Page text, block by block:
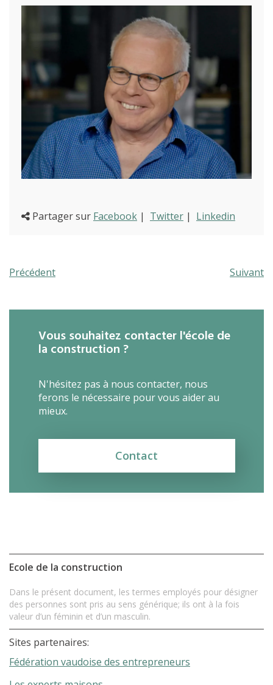
Partager sur Facebook | Twitter | Linkedin
Précédent Suivant
Vous souhaitez contacter l'école de
la construction ?
N'hésitez pas à nous contacter, nous
ferons le nécessaire pour vous aider au
mieux.
Contact
Ecole de la construction
Dans le présent document, les termes employés pour désigner
des personnes sont pris au sens générique; ils ont à la fois
valeur d’un féminin et d’un masculin.
Sites partenaires:
Fédération vaudoise des entrepreneurs